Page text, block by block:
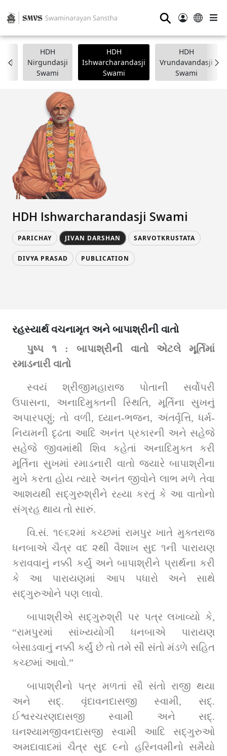
⚲
HDH
Nirgundasji
Swami
HDH
Ishwarcharandasji
Swami
HDH
Vrundavandasji
Swami
HDH Ishwarcharandasji Swami
PARICHAY JIVAN DARSHAN SARVOTKRUSTATA
DIVYA PRASAD PUBLICATION
રહસ્યાર્થ વચનામૃત અને બાપાશ્રીની વાતો
પુષ્પ ૧ : બાપાશ્રીની વાતો એટલે મૂર્તિમાં
રમાડનારી વાતો
સ્વયં શ્રીજીમહારાજ પોતાની સર્વોપરી
ઉપાસના, અનાદિમુક્તની સ્થિતિ, મૂર્તિના સુખનું
અપારપણું; તો વળી, ધ્યાન-ભજન, અંતર્વૃત્તિ, ધર્મ-
નિયમની દૃઢતા આદિ અનંત પ્રકારની અને સહેજે
સહેજે જીવમાંથી શિવ કહેતાં અનાદિમુક્ત કરી
મૂર્તિના સુખમાં રમાડનારી વાતો જ્યારે બાપાશ્રીના
મુખે કરતા હોય ત્યારે અનંત જીવોને લાભ મળે તેવા
આશયથી સદ્‌ગુરુશ્રીને રહ્યા કરતું કે આ વાતોનો
સંગ્રહ થાય તો સારું.
વિ.સં. ૧૯૬૨માં કચ્છમાં રામપુર ખાતે મુક્તરાજ
ધનબાએ ચૈત્ર વદ ૨થી વૈશાખ સુદ ૧ની પારાયણ
કરાવવાનું નક્કી કર્યું અને બાપાશ્રીને પ્રાર્થના કરી
કે આ પારાયણમાં આપ પધારો અને સાથે
સદ્‌ગુરુઓને પણ લાવો.
બાપાશ્રીએ સદ્‌ગુરુશ્રી પર પત્ર લખાવ્યો કે,
“રામપુરમાં સાંખ્યયોગી ધનબાએ પારાયણ
બેસાડવાનું નક્કી કર્યું છે તો તમે સૌ સંતો મંડળે સહિત
કચ્છમાં આવો.”
બાપાશ્રીનો પત્ર મળતાં સૌ સંતો રાજી થયા
અને સદ્‌. વૃંદાવનદાસજી સ્વામી, સદ્‌.
ઈશ્વરચરણદાસજી સ્વામી અને સદ્‌.
ઘનશ્યામજીવનદાસજી સ્વામી આદિ સદ્‌ગુરુઓ
અમદાવાદમાં ચૈત્ર સુદ ૯નો હરિનવમીનો સમૈયો